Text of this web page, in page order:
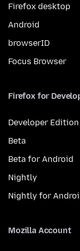
Firefox desktop
Android
browserID
Focus Browser
Firefox for
Developer Edition
Beta
Beta for Android
Nightly
Nightly for
Mozilla Account